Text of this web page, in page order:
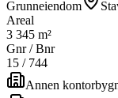
Grunneiendom
Areal
3 345 m²
Gnr / Bnr
15 / 744
Annen